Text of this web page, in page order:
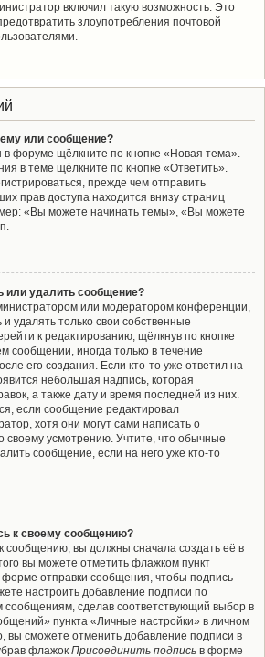
включил такую возможность. Это
злоупотребления почтовой
или сообщение?
форуме щёлкните по кнопке «Новая тема».
в теме щёлкните по кнопке «Ответить».
прежде чем отправить
прав доступа находится внизу страниц
«Вы можете начинать темы», «Вы можете
или удалить сообщение?
или модератором конференции,
удалять только свои собственные
к редактированию, щёлкнув по кнопке
сообщении, иногда только в течение
его создания. Если кто-то уже ответил на
небольшая надпись, которая
а также дату и время последней из них.
если сообщение редактировал
хотя они могут сами написать о
своему усмотрению. Учтите, что обычные
сообщение, если на него уже кто-то
к своему сообщению?
сообщению, вы должны сначала создать её в
вы можете отметить флажком пункт
форме отправки сообщения, чтобы подпись
настроить добавление подписи по
сделав соответствующий выбор в
пункта «Личные настройки» в личном
вы сможете отменить добавление подписи в
флажок Присоединить подпись в форме